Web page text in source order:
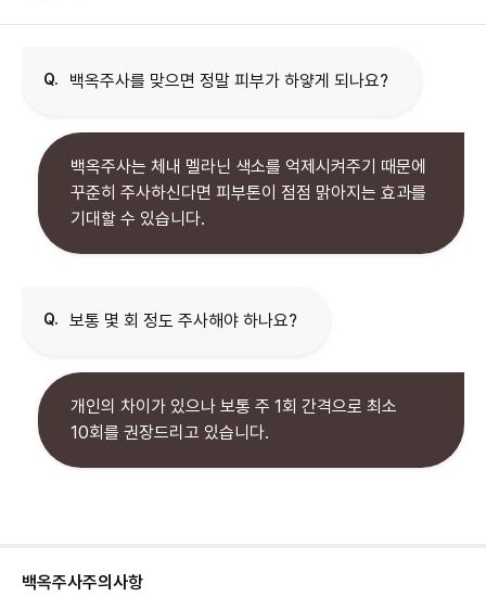
Q. 백옥주사를 맞으면 정말 피부가 하얗게 되나요?
백옥주사는 체내 멜라닌 색소를 억제시켜주기 때문에
꾸준히 주사하신다면 피부톤이 점점 맑아지는 효과를
기대할 수 있습니다.
Q. 보통 몇 회 정도 주사해야 하나요?
개인의 차이가 있으나 보통 주 1회 간격으로 최소
10회를 권장드리고 있습니다.
백옥주사주의사항